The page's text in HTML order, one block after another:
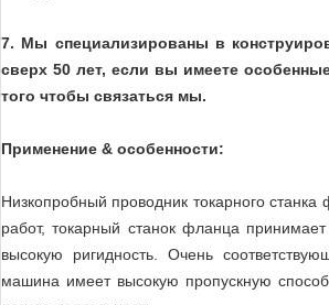
7. Мы специализированы в
сверх 50 лет, если вы имеете
того чтобы связаться мы.
Применение & особенности:
Низкопробный проводник токарного
работ, токарный станок фланца
высокую ригидность. Очень
машина имеет высокую пропускную